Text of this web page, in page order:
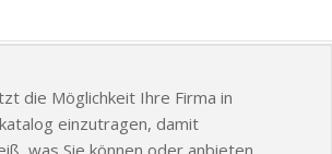
die Möglichkeit Ihre Firma in
einzutragen, damit
was Sie können oder anbieten.